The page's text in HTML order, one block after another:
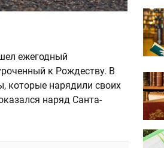
ежегодный
к Рождеству. В
которые нарядили своих
наряд Санта-